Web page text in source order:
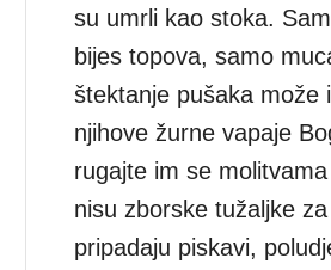
su umrli kao stoka.
bijes topova, samo
štektanje pušaka može
njihove žurne vapaje
rugajte im se
nisu zborske tužaljke
pripadaju piskavi,